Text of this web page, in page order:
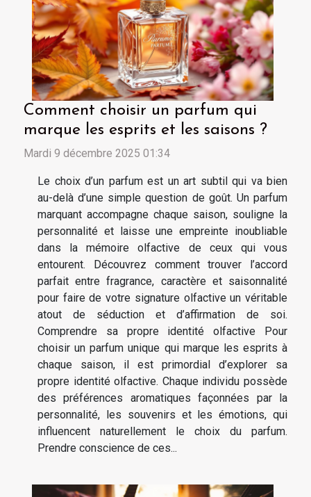
Comment choisir un parfum qui
marque les esprits et les saisons ?
Mardi 9 décembre 2025 01:34
Le choix d’un parfum est un art subtil qui va bien
au-delà d’une simple question de goût. Un parfum
marquant accompagne chaque saison, souligne la
personnalité et laisse une empreinte inoubliable
dans la mémoire olfactive de ceux qui vous
entourent. Découvrez comment trouver l’accord
parfait entre fragrance, caractère et saisonnalité
pour faire de votre signature olfactive un véritable
atout de séduction et d’affirmation de soi.
Comprendre sa propre identité olfactive Pour
choisir un parfum unique qui marque les esprits à
chaque saison, il est primordial d’explorer sa
propre identité olfactive. Chaque individu possède
des préférences aromatiques façonnées par la
personnalité, les souvenirs et les émotions, qui
influencent naturellement le choix du parfum.
Prendre conscience de ces...